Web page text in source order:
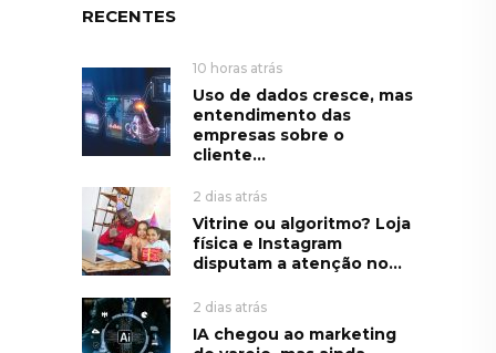
RECENTES
10 horas atrás
Uso de dados cresce, mas
entendimento das
empresas sobre o
cliente...
2 dias atrás
Vitrine ou algoritmo? Loja
física e Instagram
disputam a atenção no...
2 dias atrás
IA chegou ao marketing